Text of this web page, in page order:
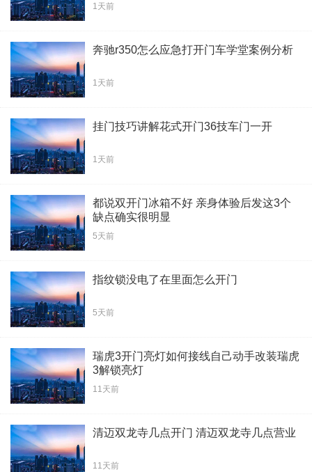
1天前
奔驰r350怎么应急打开门车学堂案例分析
1天前
挂门技巧讲解花式开门36技车门一开
1天前
都说双开门冰箱不好 亲身体验后发这3个
缺点确实很明显
5天前
指纹锁没电了在里面怎么开门
5天前
瑞虎3开门亮灯如何接线自己动手改装瑞虎
3解锁亮灯
11天前
清迈双龙寺几点开门 清迈双龙寺几点营业
11天前